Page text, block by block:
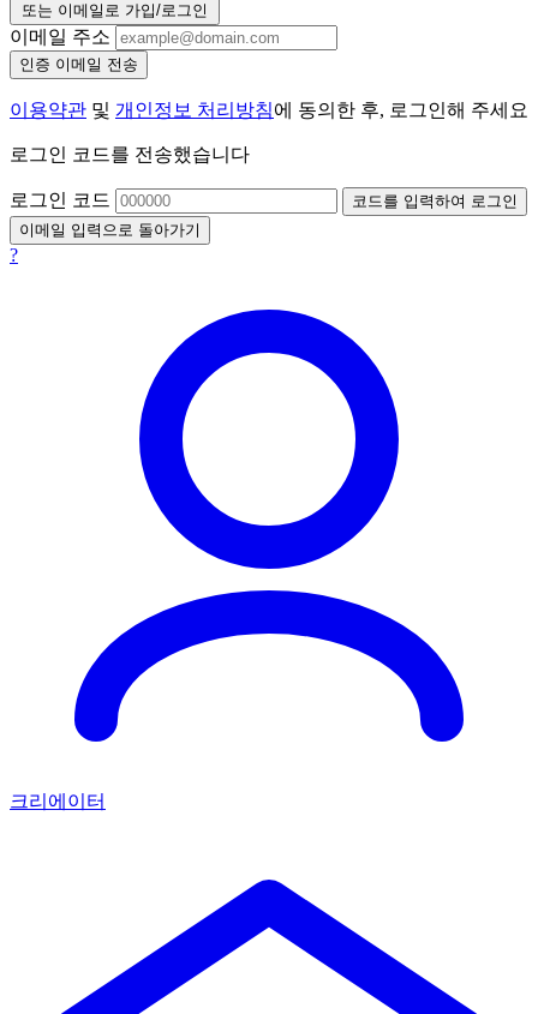
또는 이메일로 가입/로그인
이메일 주소
인증 이메일 전송
이용약관 및 개인정보 처리방침에 동의한 후, 로그인해 주세요
로그인 코드를 전송했습니다
로그인 코드
코드를 입력하여 로그인
이메일 입력으로 돌아가기
?
크리에이터